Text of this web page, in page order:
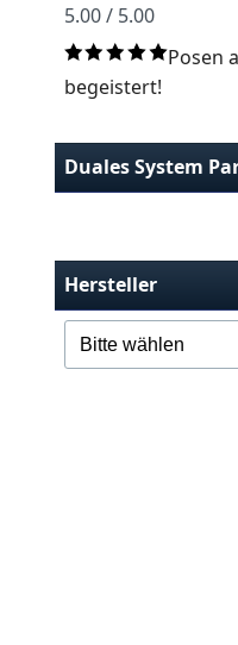
5.00 / 5.00
Posen
begeistert!
Duales System
Hersteller